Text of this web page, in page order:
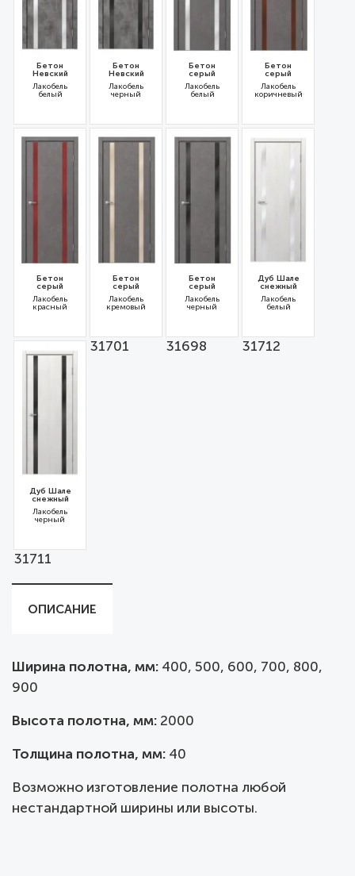
Бетон
Невский
Лакобель
белый
31704
Бетон
Невский
Лакобель
черный
31703
Бетон
серый
Лакобель
белый
31699
Бетон
серый
Лакобель
коричневый
31700
Бетон
серый
Лакобель
красный
31702
Бетон
серый
Лакобель
кремовый
31701
Бетон
серый
Лакобель
черный
31698
Дуб Шале
снежный
Лакобель
белый
31712
Дуб Шале
снежный
Лакобель
черный
31711
ОПИСАНИЕ
Ширина полотна, мм: 400, 500, 600, 700, 800,
900
Высота полотна, мм: 2000
Толщина полотна, мм: 40
Возможно изготовление полотна любой
нестандартной ширины или высоты.